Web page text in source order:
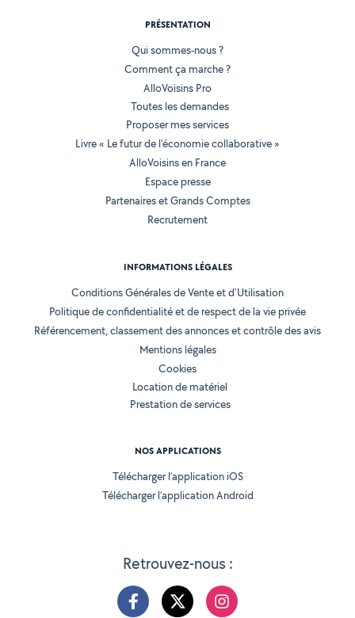
Retrouvez-nous :
PRÉSENTATION
Qui sommes-nous ?
Comment ça marche ?
AlloVoisins Pro
Toutes les demandes
Proposer mes services
Livre « Le futur de l'économie collaborative »
AlloVoisins en France
Espace presse
Partenaires et Grands Comptes
Recrutement
INFORMATIONS LÉGALES
Conditions Générales de Vente et d'Utilisation
Politique de confidentialité et de respect de la vie privée
Référencement, classement des annonces et contrôle des avis
Mentions légales
Cookies
Location de matériel
Prestation de services
NOS APPLICATIONS
Télécharger l’application iOS
Télécharger l’application Android